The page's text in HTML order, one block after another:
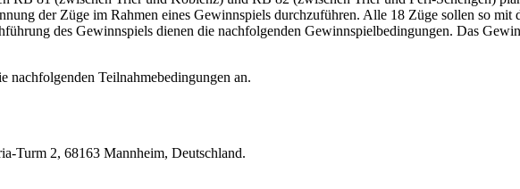
der Züge im Rahmen eines Gewinnspiels durchzuführen. Alle 18 Züge sollen so mit
des Gewinnspiels dienen die nachfolgenden Gewinnspielbedingungen. Das
nachfolgenden Teilnahmebedingungen an.
Turm 2, 68163 Mannheim, Deutschland.